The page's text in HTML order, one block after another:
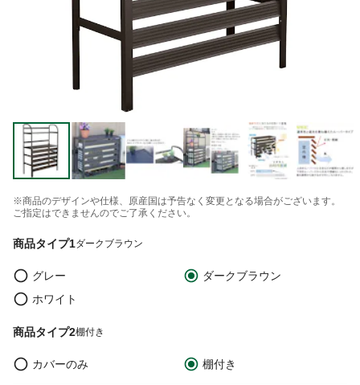
※商品のデザインや仕様、原産国は予告なく変更となる場合がございます。
ご指定はできませんのでご了承ください。
商品タイプ1ダークブラウン
グレー
ダークブラウン
ホワイト
商品タイプ2棚付き
カバーのみ 棚付き